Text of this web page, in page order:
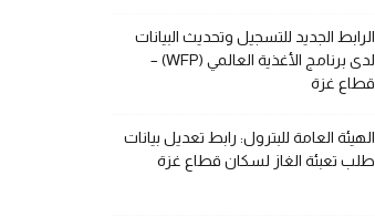
الرابط الجديد للتسجيل وتحديث البيانات
لدى برنامج الأغذية العالمي (WFP) –
قطاع غزة
الهيئة العامة للبترول: رابط تعديل بيانات
طلب تعبئة الغاز لسكان قطاع غزة